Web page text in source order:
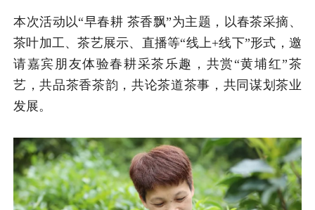
本次活动以“早春耕 茶香飘”为主题，以春茶采摘、
茶叶加工、茶艺展示、直播等“线上+线下”形式，邀
请嘉宾朋友体验春耕采茶乐趣，共赏“黄埔红”茶
艺，共品茶香茶韵，共论茶道茶事，共同谋划茶业
发展。